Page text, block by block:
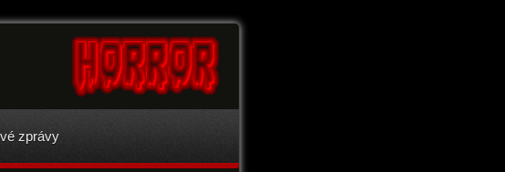
zprávy